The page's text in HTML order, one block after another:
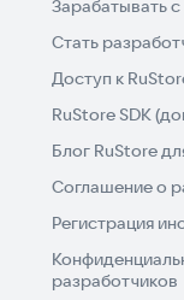
Зарабатывать
Стать
Доступ к
RuStore SDK
Блог RuStore
Соглашение о
Регистрация
разработчиков